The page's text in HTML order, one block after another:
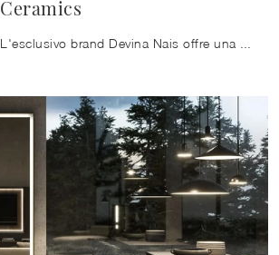
Ceramics